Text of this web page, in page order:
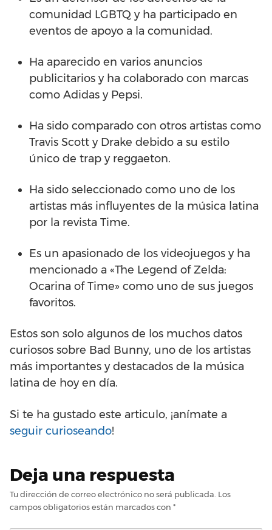
comunidad LGBTQ y ha participado en
eventos de apoyo a la comunidad.
Ha aparecido en varios anuncios
publicitarios y ha colaborado con marcas
como Adidas y Pepsi.
Ha sido comparado con otros artistas como
Travis Scott y Drake debido a su estilo
único de trap y reggaeton.
Ha sido seleccionado como uno de los
artistas más influyentes de la música latina
por la revista Time.
Es un apasionado de los videojuegos y ha
mencionado a «The Legend of Zelda:
Ocarina of Time» como uno de sus juegos
favoritos.
Estos son solo algunos de los muchos datos
curiosos sobre Bad Bunny, uno de los artistas
más importantes y destacados de la música
latina de hoy en día.
Si te ha gustado este articulo, ¡anímate a
seguir curioseando!
Deja una respuesta
Tu dirección de correo electrónico no será publicada. Los
campos obligatorios están marcados con *